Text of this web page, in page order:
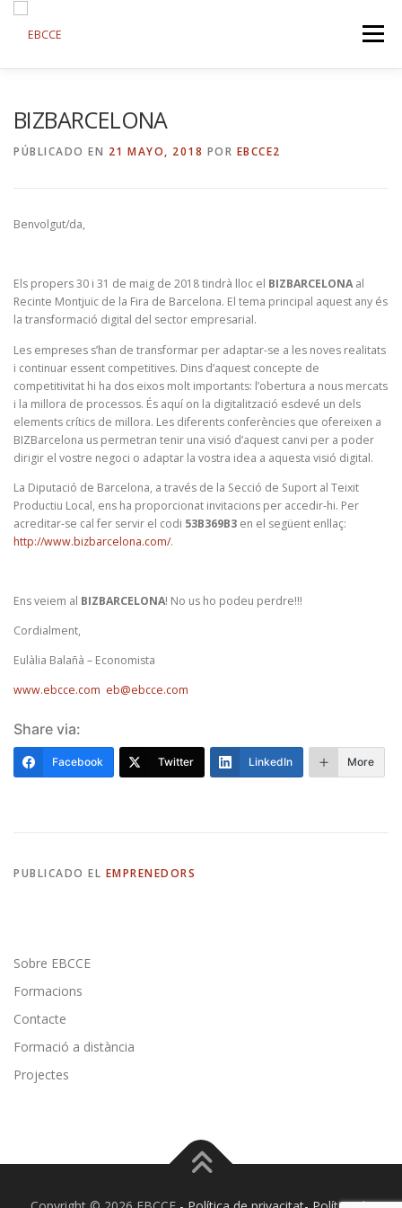
contenido
Menú
BIZBARCELONA
PÚBLICADO EN 21 MAYO, 2018 POR EBCCE2
Benvolgut/da,
Els propers 30 i 31 de maig de 2018 tindrà lloc el BIZBARCELONAal
Recinte Montjuïc de la Fira de Barcelona. El tema principal aquest any és
la transformació digital del sector empresarial.
Les empreses s’han de transformar per adaptar-se a les noves realitats
i continuar essent competitives. Dins d’aquest concepte de
competitivitat hi ha dos eixos molt importants: l’obertura a nous mercats
i la millora de processos. És aquí on la digitalització esdevé un dels
elements crítics de millora. Les diferents conferències que ofereixen a
BIZBarcelona us permetran tenir una visió d’aquest canvi per a poder
dirigir el vostre negoci o adaptar la vostra idea a aquesta visió digital.
La Diputació de Barcelona, a través de la Secció de Suport al Teixit
Productiu Local, ens ha proporcionat invitacions per accedir-hi. Per
acreditar-se cal fer servir el codi 53B369B3 en el següent enllaç:
http://www.bizbarcelona.com/.
Ens veiem al BIZBARCELONA! No us ho podeu perdre!!!
Cordialment,
Eulàlia Balañà – Economista
www.ebcce.com eb@ebcce.com
Share via:
Facebook Twitter LinkedIn More
PUBLICADO EL EMPRENEDORS
Sobre EBCCE
Formacions
Contacte
Formació a distància
Projectes